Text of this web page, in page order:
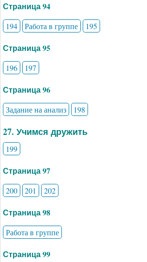
Страница 94
194 Работа в группе 195
Страница 95
196 197
Страница 96
Задание на анализ 198
27. Учимся дружить
199
Страница 97
200 201 202
Страница 98
Работа в группе
Страница 99